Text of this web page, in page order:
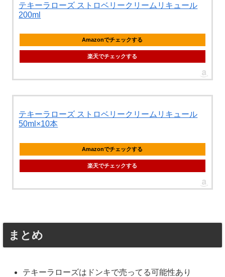
テキーラローズ ストロベリークリームリキュール
200ml
Amazonでチェックする
楽天でチェックする
テキーラローズ ストロベリークリームリキュール
50ml×10本
Amazonでチェックする
楽天でチェックする
まとめ
テキーラローズはドンキで売ってる可能性あり